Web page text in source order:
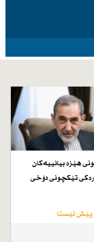
هێزە بیانییەكان
تێكچونی دۆخی